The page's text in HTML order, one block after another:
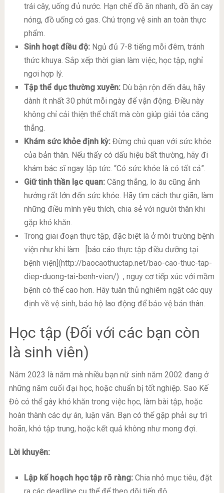
trái cây, uống đủ nước. Hạn chế đồ ăn nhanh, đồ ăn cay
nóng, đồ uống có gas. Chú trọng vệ sinh an toàn thực
phẩm.
Sinh hoạt điều độ:Ngủ đủ 7-8 tiếng mỗi đêm, tránh
thức khuya. Sắp xếp thời gian làm việc, học tập, nghỉ
ngơi hợp lý.
Tập thể dục thường xuyên:Dù bận rộn đến đâu, hãy
dành ít nhất 30 phút mỗi ngày để vận động. Điều này
không chỉ cải thiện thể chất mà còn giúp giải tỏa căng
thẳng.
Khám sức khỏe định kỳ:Đừng chủ quan với sức khỏe
của bản thân. Nếu thấy có dấu hiệu bất thường, hãy đi
khám bác sĩ ngay lập tức. “Có sức khỏe là có tất cả”.
Giữ tinh thần lạc quan:Căng thẳng, lo âu cũng ảnh
hưởng rất lớn đến sức khỏe. Hãy tìm cách thư giãn, làm
những điều mình yêu thích, chia sẻ với người thân khi
gặp khó khăn.
Trong giai đoạn thực tập, đặc biệt là ở môi trường bệnh
viện như khi làm
[báo cáo thực tập điều dưỡng tại
bệnh viện](http://baocaothuctap.net/bao-cao-thuc-tap-
diep-duong-tai-benh-vien/) , nguy cơ tiếp xúc với mầm
bệnh có thể cao hơn. Hãy tuân thủ nghiêm ngặt các quy
định về vệ sinh, bảo hộ lao động để bảo vệ bản thân.
Học tập (Đối với các bạn còn
là sinh viên)
Năm 2023 là năm mà nhiều bạn nữ sinh năm 2002 đang ở
những năm cuối đại học, hoặc chuẩn bị tốt nghiệp. Sao Kế
Đô có thể gây khó khăn trong việc học, làm bài tập, hoặc
hoàn thành các dự án, luận văn. Bạn có thể gặp phải sự trì
hoãn, khó tập trung, hoặc kết quả không như mong đợi.
Lời khuyên:
Lập kế hoạch học tập rõ ràng:Chia nhỏ mục tiêu, đặt